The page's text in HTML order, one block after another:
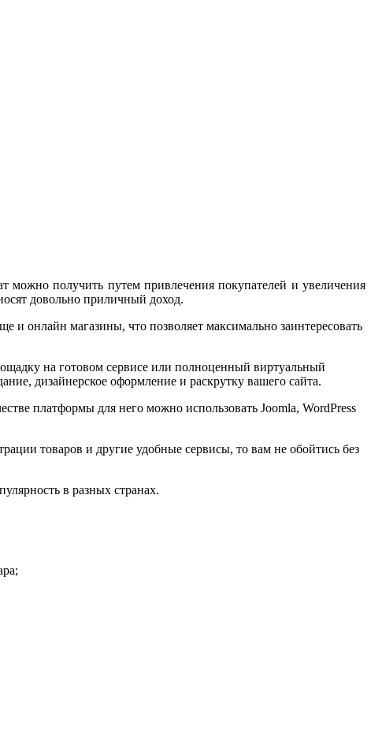
можно получить путем привлечения покупателей и увеличения
довольно приличный доход.
онлайн магазины, что позволяет максимально заинтересовать
на готовом сервисе или полноценный виртуальный
дизайнерское оформление и раскрутку вашего сайта.
платформы для него можно использовать Joomla, WordPress
товаров и другие удобные сервисы, то вам не обойтись без
в разных странах.